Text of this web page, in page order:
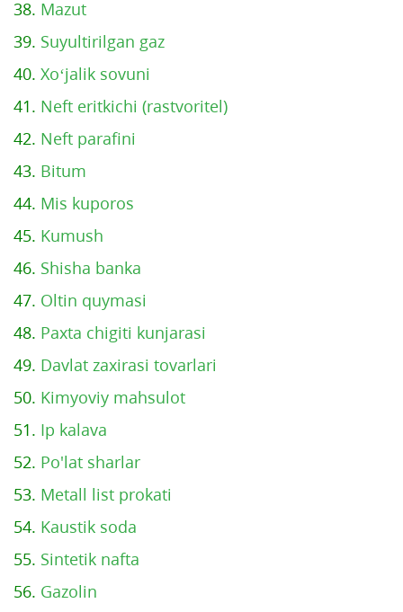
38. Mazut
39. Suyultirilgan gaz
40. Xo‘jalik sovuni
41. Neft eritkichi (rastvoritel)
42. Neft parafini
43. Bitum
44. Mis kuporos
45. Kumush
46. Shisha banka
47. Oltin quymasi
48. Paxta chigiti kunjarasi
49. Davlat zaxirasi tovarlari
50. Kimyoviy mahsulot
51. Ip kalava
52. Po'lat sharlar
53. Metall list prokati
54. Kaustik soda
55. Sintetik nafta
56. Gazolin